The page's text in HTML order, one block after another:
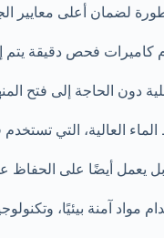
لضمان أعلى معايير
كاميرات فحص دقيقة يتم
دون الحاجة إلى فتح
العالية، التي
يعمل أيضًا على الحفاظ
مواد آمنة بيئيًا،